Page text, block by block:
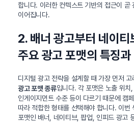
합니다. 이러한 컨텍스트 기반의 접근이 곧
이어집니다.
2. 배너 광고부터 네이
주요 광고 포맷의 특징과
디지털 광고 전략을 설계할 때 가장 먼저
광고 포맷 종류입니다. 각 포맷은 노출 위치
인게이지먼트 수준 등이 다르기 때문에 캠
따라 적합한 형태를 선택해야 합니다. 이번
포맷인 배너, 네이티브, 팝업, 인피드 광고